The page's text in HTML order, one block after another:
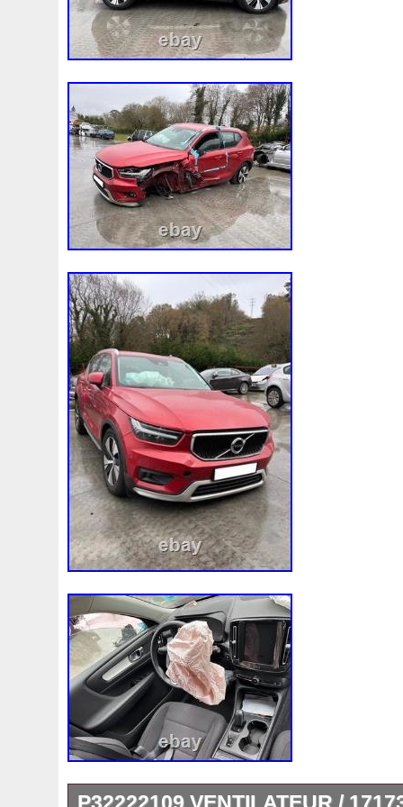
vérifié que toutes les conditions ci-
campinasur acceptera le retour du
remboursement du montant selon le
effectué, et le cas échéant, en enverra